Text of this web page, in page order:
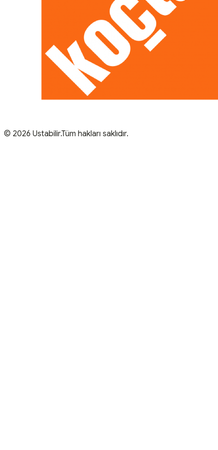
© 2026 Ustabilir.Tüm hakları saklıdır.